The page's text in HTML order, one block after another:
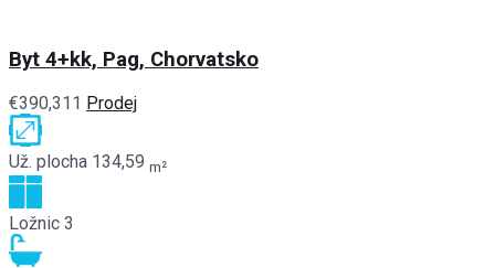
Byt 4+kk, Pag, Chorvatsko
€390,311 Prodej
Už. plocha 134,59 m²
Ložnic 3